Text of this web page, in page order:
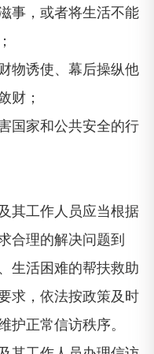
事，或者将生活不能
物诱使、幕后操纵他
财；
国家和公共安全的行
其工作人员应当根据
合理的解决问题到
生活困难的帮扶救助
求，依法按政策及时
护正常信访秩序。